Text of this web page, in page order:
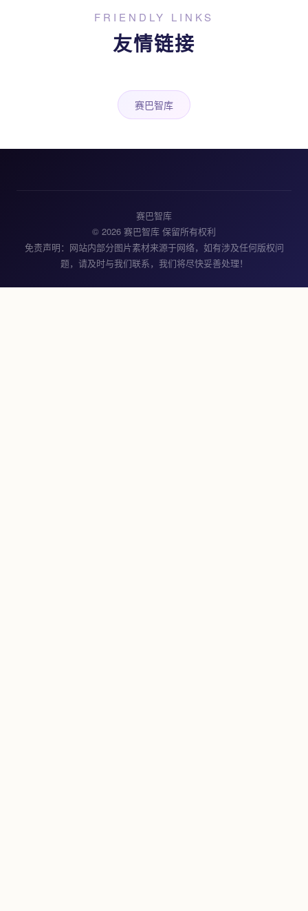
FRIENDLY LINKS
友情链接
赛巴智库
赛巴智库
© 2026 赛巴智库 保留所有权利
免责声明：网站内部分图片素材来源于网络，如有涉及任何版权问
题，请及时与我们联系，我们将尽快妥善处理！